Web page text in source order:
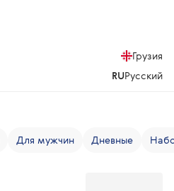
Грузия
RUРусский
Для мужчин Дневные